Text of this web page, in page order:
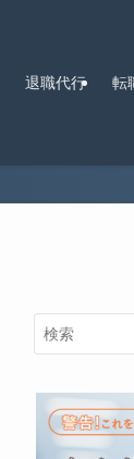
退職代行 転